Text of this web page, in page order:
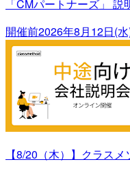
「CMパートナーズ」
開催前2026年8月12日(
【8/20（木）】クラス